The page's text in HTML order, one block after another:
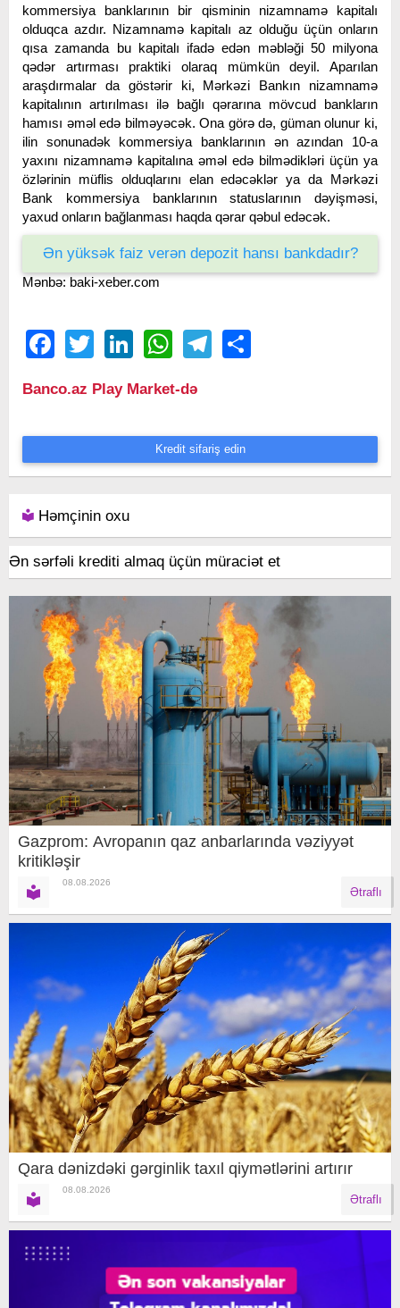
kommersiya banklarının bir qisminin nizamnamə kapitalı
olduqca azdır. Nizamnamə kapitalı az olduğu üçün onların
qısa zamanda bu kapitalı ifadə edən məbləği 50 milyona
qədər artırması praktiki olaraq mümkün deyil. Aparılan
araşdırmalar da göstərir ki, Mərkəzi Bankın nizamnamə
kapitalının artırılması ilə bağlı qərarına mövcud bankların
hamısı əməl edə bilməyəcək. Ona görə də, güman olunur ki,
ilin sonunadək kommersiya banklarının ən azından 10-a
yaxını nizamnamə kapitalına əməl edə bilmədikləri üçün ya
özlərinin müflis olduqlarını elan edəcəklər ya da Mərkəzi
Bank kommersiya banklarının statuslarının dəyişməsi,
yaxud onların bağlanması haqda qərar qəbul edəcək.
Ən yüksək faiz verən depozit hansı bankdadır?
Mənbə: baki-xeber.com
FacebookTwitter LinkedIn WhatsAppTelegram
Banco.az Play Market-də
Kredit sifariş edin
Həmçinin oxu
Ən sərfəli krediti almaq üçün müraciət et
Gazprom: Avropanın qaz anbarlarında vəziyyət
kritikləşir
08.08.2026
Ətraflı
Qara dənizdəki gərginlik taxıl qiymətlərini artırır
08.08.2026
Ətraflı